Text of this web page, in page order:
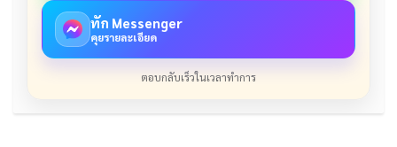
ทัก Messenger
คุยรายละเอียด
ตอบกลับเร็วในเวลาทำการ